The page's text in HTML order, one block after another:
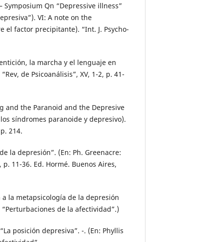
Symposium Qn “Depressive illness”
VI: A note on the
factor precipitante). “Int. J. Psycho-
la marcha y el lenguaje en
de Psicoanálisis”, XV, 1-2, p. 41-
and the Paranoid and the Depresive
síndromes paranoide y depresivo).
214.
la depresión”. (En: Ph. Greenacre:
11-36. Ed. Hormé. Buenos Aires,
a la metapsicología de la depresión
de la afectividad”.)
“La posición depresiva”. -. (En: Phyllis